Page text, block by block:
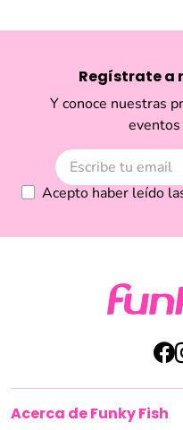
Regístrate a
Y conoce nuestras
eventos
Acepto haber leído
Acerca de Funky Fish